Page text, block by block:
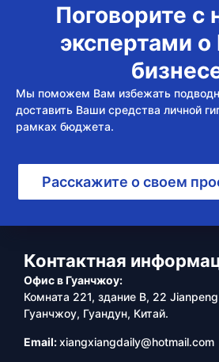
Поговорите с
экспертами
Мы поможем Вам избежать
доставить Ваши средства личной
рамках бюджета.
Расскажите о своем
Контактная
Офис в Гуанчжоу:
Комната 221, здание B, 22
Гуанчжоу, Гуандун, Китай.
Email:xiangxiangdaily@hotmail.com